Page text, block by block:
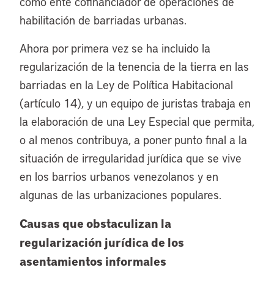
habilitación de barriadas urbanas.
Ahora por primera vez se ha incluido la
regularización de la tenencia de la tierra en las
barriadas en la Ley de Política Habitacional
(artículo 14), y un equipo de juristas trabaja en
la elaboración de una Ley Especial que permita,
o al menos contribuya, a poner punto final a la
situación de irregularidad jurídica que se vive
en los barrios urbanos venezolanos y en
algunas de las urbanizaciones populares.
Causas que obstaculizan la
regularización jurídica de los
asentamientos informales